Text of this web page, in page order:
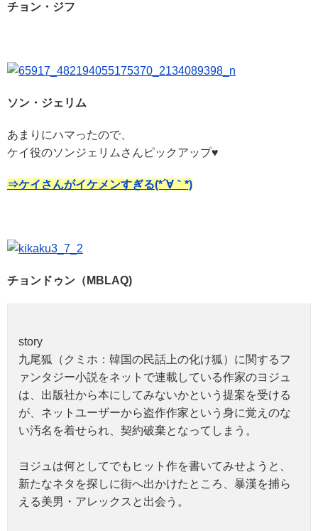
チョン・ジフ
ソン・ジェリム
あまりにハマったので、
ケイ役のソンジェリムさんピックアップ♥
⇒ケイさんがイケメンすぎる(*´∀｀*)
チョンドゥン（MBLAQ)
story
九尾狐（クミホ：韓国の民話上の化け狐）に関するフ
ァンタジー小説をネットで連載している作家のヨジュ
は、出版社から本にしてみないかという提案を受ける
が、ネットユーザーから盗作作家という身に覚えのな
い汚名を着せられ、契約破棄となってしまう。
ヨジュは何としてでもヒット作を書いてみせようと、
新たなネタを探しに街へ出かけたところ、暴漢を捕ら
える美男・アレックスと出会う。